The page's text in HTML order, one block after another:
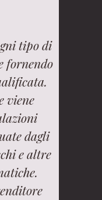
tipo di
fornendo
viene
dagli
e altre